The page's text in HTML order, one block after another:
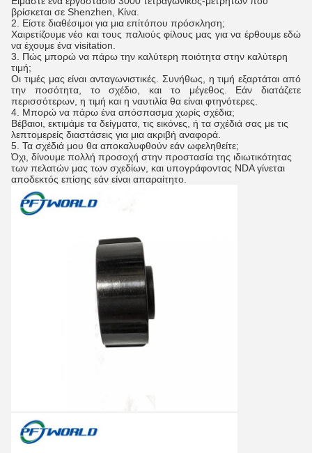
βρίσκεται σε Shenzhen, Κίνα.
2.
Είστε διαθέσιμοι για μια επίτόπου πρόσκληση;
Χαιρετίζουμε νέο και τους παλιούς φίλους μας για να έρθουμε εδώ
να έχουμε ένα visitation.
3.
Πώς μπορώ να πάρω την καλύτερη ποιότητα στην καλύτερη
τιμή;
Οι τιμές μας είναι ανταγωνιστικές. Συνήθως, η τιμή εξαρτάται από
την ποσότητα, το σχέδιο, και το μέγεθος. Εάν διατάζετε
περισσότερων, η τιμή και η ναυτιλία θα είναι φτηνότερες.
4. Μπορώ να πάρω ένα απόσπασμα χωρίς σχέδια;
Βέβαιοι, εκτιμάμε τα δείγματα, τις εικόνες, ή τα σχέδιά σας με τις
λεπτομερείς διαστάσεις για μια ακριβή αναφορά.
5. Τα σχέδιά μου θα αποκαλυφθούν εάν ωφεληθείτε;
Όχι, δίνουμε πολλή προσοχή στην προστασία της ιδιωτικότητας
των πελατών μας των σχεδίων, και υπογράφοντας NDA γίνεται
αποδεκτός επίσης εάν είναι απαραίτητο.